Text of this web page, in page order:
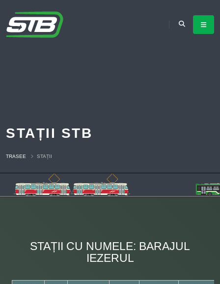
STAȚII STB
TRASEE STAȚII
STAȚII CU NUMELE: BARAJUL
IEZERUL